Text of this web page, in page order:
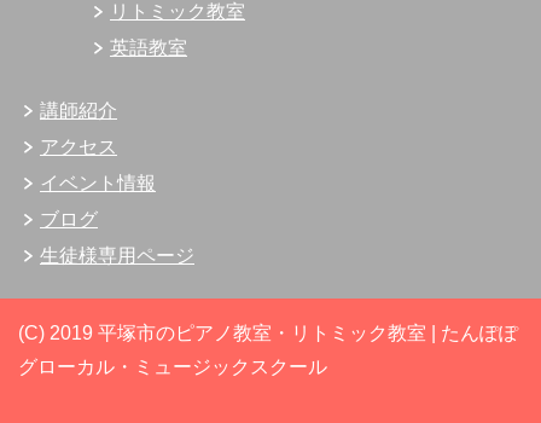
リトミック教室
英語教室
講師紹介
アクセス
イベント情報
ブログ
生徒様専用ページ
(C) 2019 平塚市のピアノ教室・リトミック教室 | たんぽぽ
グローカル・ミュージックスクール